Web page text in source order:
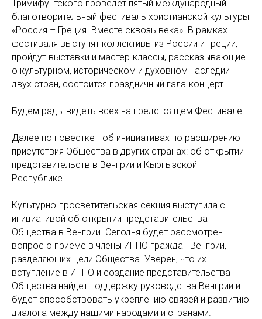
Тримифунтского проведет пятый международный
благотворительный фестиваль христианской культуры
«Россия – Греция. Вместе сквозь века». В рамках
фестиваля выступят коллективы из России и Греции,
пройдут выставки и мастер-классы, рассказывающие
о культурном, историческом и духовном наследии
двух стран, состоится праздничный гала-концерт.
Будем рады видеть всех на предстоящем Фестивале!
Далее по повестке - об инициативах по расширению
присутствия Общества в других странах: об открытии
представительств в Венгрии и Кыргызской
Республике.
Культурно-просветительская секция выступила с
инициативой об открытии представительства
Общества в Венгрии. Сегодня будет рассмотрен
вопрос о приеме в члены ИППО граждан Венгрии,
разделяющих цели Общества. Уверен, что их
вступление в ИППО и создание представительства
Общества найдет поддержку руководства Венгрии и
будет способствовать укреплению связей и развитию
диалога между нашими народами и странами.